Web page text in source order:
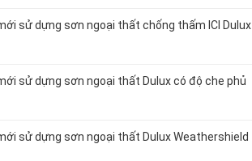
sử dựng sơn ngoại thất chống thấm ICI Dulux
sử dựng sơn ngoại thất Dulux có độ che phủ
sử dựng sơn ngoại thất Dulux Weathershield